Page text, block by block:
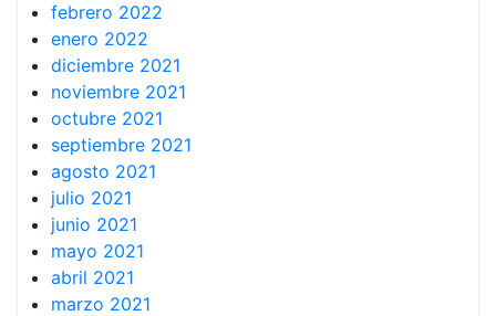
febrero 2022
enero 2022
diciembre 2021
noviembre 2021
octubre 2021
septiembre 2021
agosto 2021
julio 2021
junio 2021
mayo 2021
abril 2021
marzo 2021